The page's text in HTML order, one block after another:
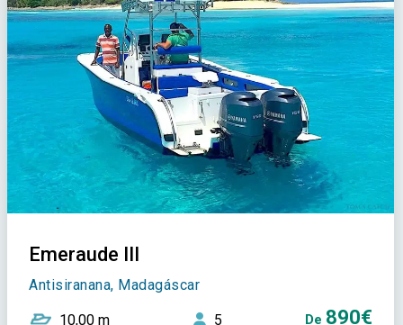
Emeraude III
Antisiranana, Madagáscar
10,00 m 5 De 890€